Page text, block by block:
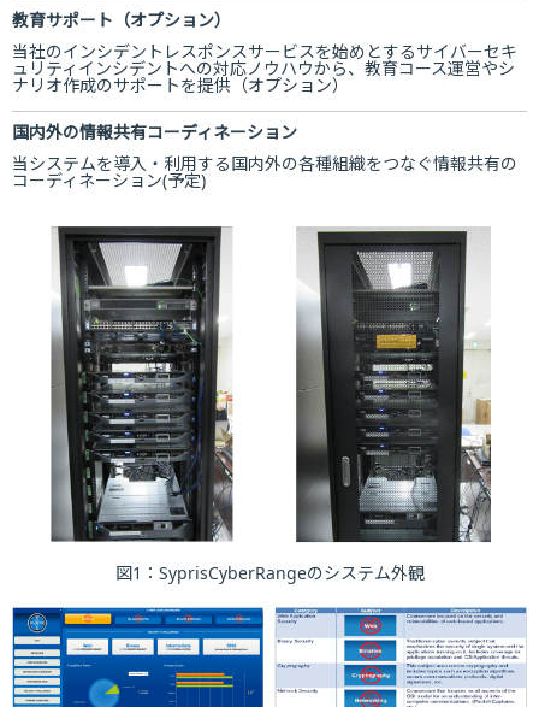
教育サポート（オプション）
当社のインシデントレスポンスサービスを始めとするサイバーセキ
ュリティインシデントへの対応ノウハウから、教育コース運営やシ
ナリオ作成のサポートを提供（オプション）
国内外の情報共有コーディネーション
当システムを導入・利用する国内外の各種組織をつなぐ情報共有の
コーディネーション(予定)
図1：SyprisCyberRangeのシステム外観